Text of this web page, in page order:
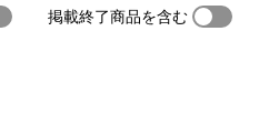
掲載終了商品を含む